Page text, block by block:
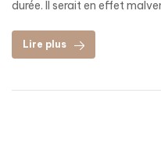
durée. Il serait en effet
Lire plus